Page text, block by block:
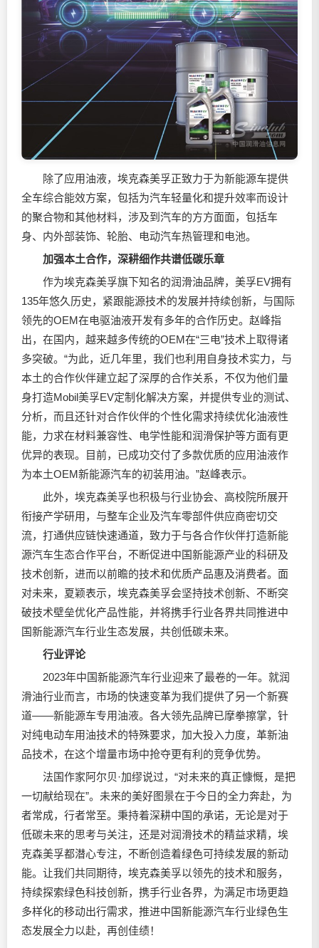
除了应用油液，埃克森美孚正致力于为新能源车提供
全车综合能效方案，包括为汽车轻量化和提升效率而设计
的聚合物和其他材料，涉及到汽车的方方面面，包括车
身、内外部装饰、轮胎、电动汽车热管理和电池。
加强本土合作，深耕细作共谱低碳乐章
作为埃克森美孚旗下知名的润滑油品牌，美孚EV拥有
135年悠久历史，紧跟能源技术的发展并持续创新，与国际
领先的OEM在电驱油液开发有多年的合作历史。赵峰指
出，在国内，越来越多传统的OEM在“三电”技术上取得诸
多突破。“为此，近几年里，我们也利用自身技术实力，与
本土的合作伙伴建立起了深厚的合作关系，不仅为他们量
身打造Mobil美孚EV定制化解决方案，并提供专业的测试、
分析，而且还针对合作伙伴的个性化需求持续优化油液性
能，力求在材料兼容性、电学性能和润滑保护等方面有更
优异的表现。目前，已成功交付了多款优质的应用油液作
为本土OEM新能源汽车的初装用油。”赵峰表示。
此外，埃克森美孚也积极与行业协会、高校院所展开
衔接产学研用，与整车企业及汽车零部件供应商密切交
流，打通供应链快速通道，致力于与各合作伙伴打造新能
源汽车生态合作平台，不断促进中国新能源产业的科研及
技术创新，进而以前瞻的技术和优质产品惠及消费者。面
对未来，夏颖表示，埃克森美孚会坚持技术创新、不断突
破技术壁垒优化产品性能，并将携手行业各界共同推进中
国新能源汽车行业生态发展，共创低碳未来。
行业评论
2023年中国新能源汽车行业迎来了最卷的一年。就润
滑油行业而言，市场的快速变革为我们提供了另一个新赛
道——新能源车专用油液。各大领先品牌已摩拳擦掌，针
对纯电动车用油技术的特殊要求，加大投入力度，革新油
品技术，在这个增量市场中抢夺更有利的竞争优势。
法国作家阿尔贝·加缪说过，“对未来的真正慷慨，是把
一切献给现在”。未来的美好图景在于今日的全力奔赴，为
者常成，行者常至。秉持着深耕中国的承诺，无论是对于
低碳未来的思考与关注，还是对润滑技术的精益求精，埃
克森美孚都潜心专注，不断创造着绿色可持续发展的新动
能。让我们共同期待，埃克森美孚以领先的技术和服务，
持续探索绿色科技创新，携手行业各界，为满足市场更趋
多样化的移动出行需求，推进中国新能源汽车行业绿色生
态发展全力以赴，再创佳绩！